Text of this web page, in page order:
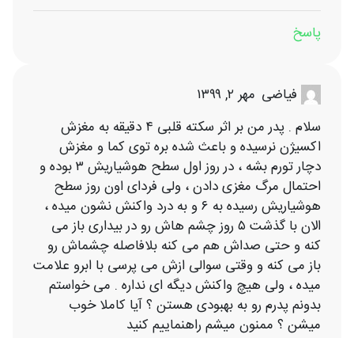
پاسخ
فیاضی مهر ۲, ۱۳۹۹
سلام . پدر من بر اثر سکته قلبی ۴ دقیقه به مغزش
اکسیژن نرسیده و باعث شده بره توی کما و مغزش
دچار تورم بشه ، در روز اول سطح هوشیاریش ۳ بوده و
احتمال مرگ مغزی دادن ، ولی فردای اون روز سطح
هوشیاریش رسیده به ۶ و به درد واکنش نشون میده ،
الان با گذشت ۵ روز چشم هاش رو در بیداری باز می
کنه و حتی صداش هم می کنه بلافاصله چشماش رو
باز می کنه و وقتی سوالی ازش می پرسی با ابرو علامت
میده ، ولی هیچ واکنش دیگه ای نداره . می خواستم
بدونم پدرم رو به بهبودی هستن ؟ آیا کاملا خوب
میشن ؟ ممنون میشم راهنماییم کنید